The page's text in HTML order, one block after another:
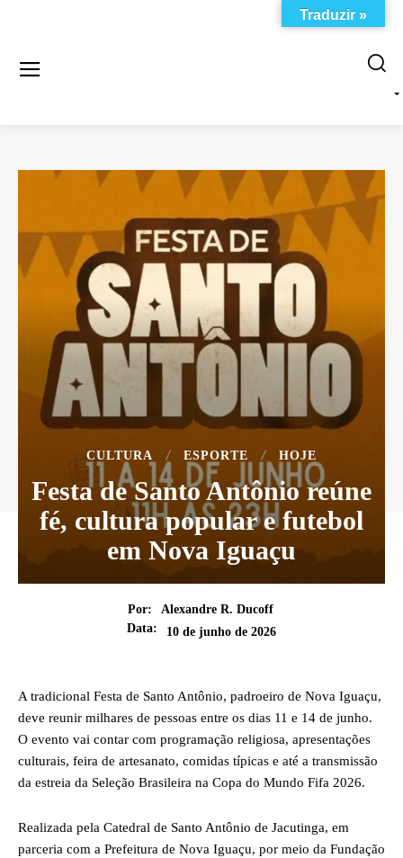
CULTURA ESPORTE HOJE
Festa de Santo Antônio reúne
fé, cultura popular e futebol
em Nova Iguaçu
Por:
Alexandre R. Ducoff
Data:
10 de junho de 2026
A tradicional Festa de Santo Antônio, padroeiro de Nova Iguaçu,
deve reunir milhares de pessoas entre os dias 11 e 14 de junho.
O evento vai contar com programação religiosa, apresentações
culturais, feira de artesanato, comidas típicas e até a transmissão
da estreia da Seleção Brasileira na Copa do Mundo Fifa 2026.
Realizada pela Catedral de Santo Antônio de Jacutinga, em
parceria com a Prefeitura de Nova Iguaçu, por meio da Fundação
Traduzir »